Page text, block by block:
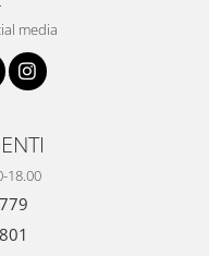
media
18.00